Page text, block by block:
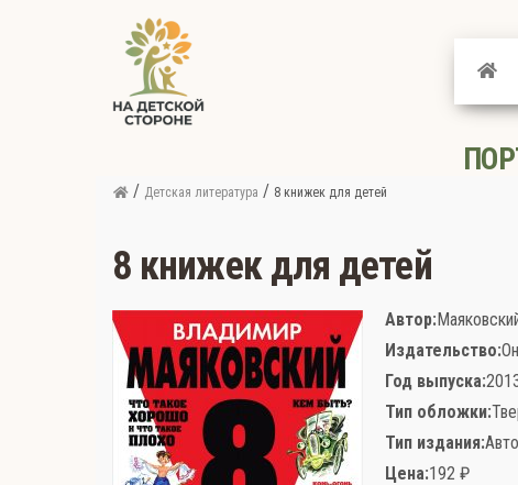
/ Детская литература / 8 книжек для детей
8 книжек для детей
Автор:
Издательство:
Год выпуска:
Тип обложки:
Тип издания:
Цена:192 ₽